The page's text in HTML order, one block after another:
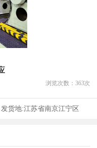
浏览次数： 363次
发货地:江苏省南京江宁区